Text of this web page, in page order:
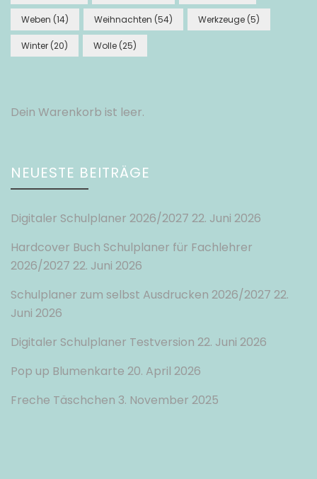
Weben (14) Weihnachten (54) Werkzeuge (5)
Winter (20) Wolle (25)
Dein Warenkorb ist leer.
NEUESTE BEITRÄGE
Digitaler Schulplaner 2026/2027 22. Juni 2026
Hardcover Buch Schulplaner für Fachlehrer
2026/2027 22. Juni 2026
Schulplaner zum selbst Ausdrucken 2026/2027 22.
Juni 2026
Digitaler Schulplaner Testversion 22. Juni 2026
Pop up Blumenkarte 20. April 2026
Freche Täschchen 3. November 2025